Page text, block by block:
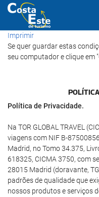
Imprimir
Se quer guardar estas
seu computador e clique em
Política de Privacidade.
Na TOR GLOBAL TRAVEL
viagens com NIF B-
Madrid, no Tomo 34.375,
618325, CICMA 3750, com
28015 Madrid (doravante,
padrões de qualidade que
nossos produtos e serviços